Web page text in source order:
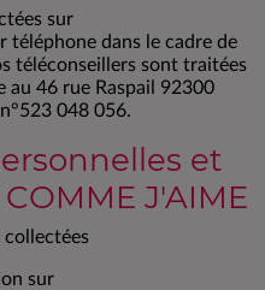
sur
dans le cadre de
téléconseillers sont traitées
au 46 rue Raspail 92300
048 056.
et
J'AIME
collectées
sur